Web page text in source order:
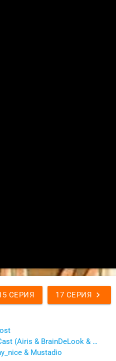
СЕРИЯ chevron_right
17 СЕРИЯ
Dream Cast (Airis & BrainDeLook & Ket & Lelik_time & Orru & SteycheR)
& Mustadio